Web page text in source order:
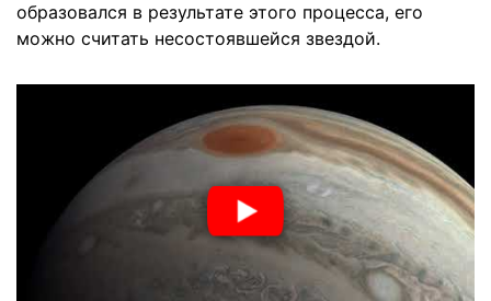
образовался в результате этого процесса, его
можно считать несостоявшейся звездой.